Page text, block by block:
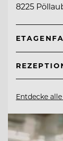
8225
Entdecke